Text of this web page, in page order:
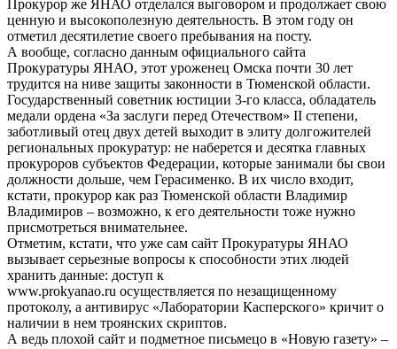
Прокурор же ЯНАО отделался выговором и продолжает свою
ценную и высокополезную деятельность. В этом году он
отметил десятилетие своего пребывания на посту.
А вообще, согласно данным официального сайта
Прокуратуры ЯНАО, этот уроженец Омска почти 30 лет
трудится на ниве защиты законности в Тюменской области.
Государственный советник юстиции 3-го класса, обладатель
медали ордена «За заслуги перед Отечеством» II степени,
заботливый отец двух детей выходит в элиту долгожителей
региональных прокуратур: не наберется и десятка главных
прокуроров субъектов Федерации, которые занимали бы свои
должности дольше, чем Герасименко. В их число входит,
кстати, прокурор как раз Тюменской области Владимир
Владимиров – возможно, к его деятельности тоже нужно
присмотреться внимательнее.
Отметим, кстати, что уже сам сайт Прокуратуры ЯНАО
вызывает серьезные вопросы к способности этих людей
хранить данные: доступ к
www.prokyanao.ru осуществляется по незащищенному
протоколу, а антивирус «Лаборатории Касперского» кричит о
наличии в нем троянских скриптов.
А ведь плохой сайт и подметное письмецо в «Новую газету» –